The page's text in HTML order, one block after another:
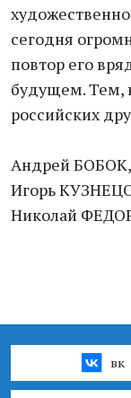
сегодня
повтор его
будущем. Тем,
российских
Андрей БОБОК,
Игорь
Николай
вк